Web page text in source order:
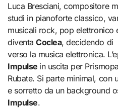
Luca Bresciani, compositore
studi in pianoforte classico,
musicali rock, pop elettronico
diventaCoclea, decidendo di
verso la musica elettronica.
Impulse in uscita per
Rubate. Si parte minimal, con
e sorretto da un background
Impulse.